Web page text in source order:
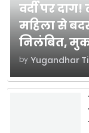
वर्दी पर
महिला से
निलंबित,
by Yugandhar